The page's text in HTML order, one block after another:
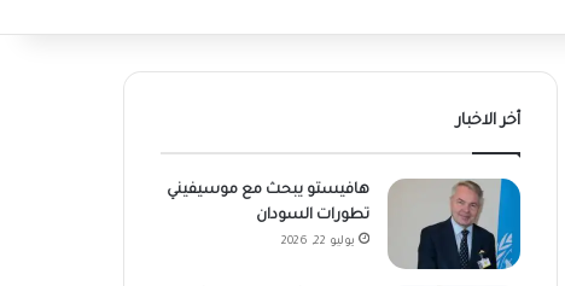
أخر الاخبار
هافيستو يبحث مع موسيفيني
تطورات السودان
يوليو 22, 2026